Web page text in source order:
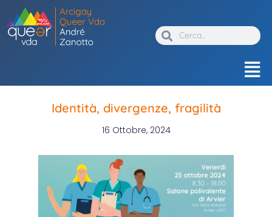
Identità, divergenze, fragilità
16 Ottobre, 2024